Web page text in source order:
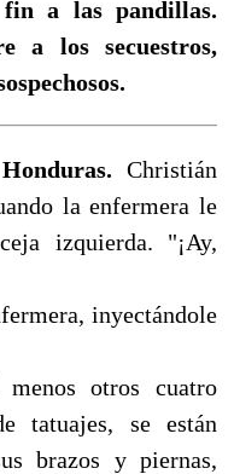
a las pandillas.
a los secuestros,
Christián
la enfermera le
izquierda. "¡Ay,
inyectándole
otros cuatro
tatuajes, se están
brazos y piernas,